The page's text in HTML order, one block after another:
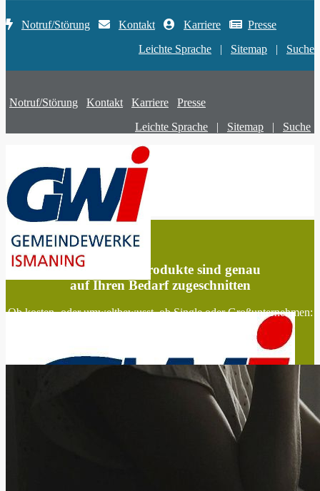
Notruf/Störung Kontakt Karriere
Presse
Leichte Sprache | Sitemap | Suche
Notruf/Störung Kontakt Karriere
Presse
Leichte Sprache | Sitemap | Suche
Unsere Stromprodukte sind genau
auf Ihren Bedarf zugeschnitten
Ob kosten- oder umweltbewusst, ob Single oder Großunternehmen:
Wie bieten auch Ihnen den passenden Tarif.